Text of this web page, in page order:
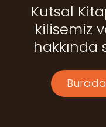
Kutsal
kilisemiz
hakkında